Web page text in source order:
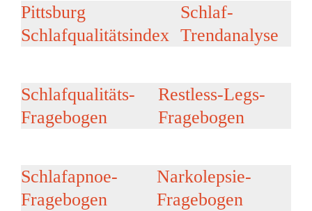
Pittsburg
Schlafqualitätsindex
Schlaf-
Trendanalyse
Schlafqualitäts-
Fragebogen
Restless-Legs-
Fragebogen
Schlafapnoe-
Fragebogen
Narkolepsie-
Fragebogen